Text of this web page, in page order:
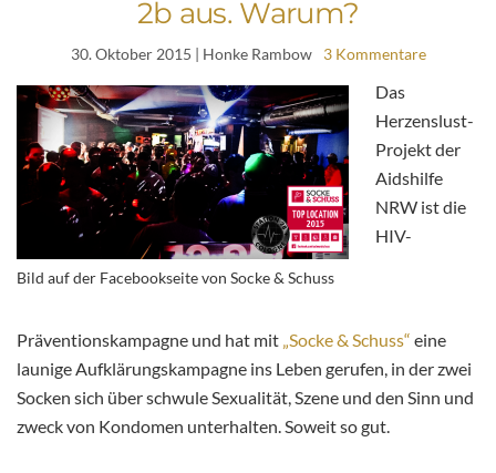
2b aus. Warum?
30. Oktober 2015 | Honke Rambow 3 Kommentare
Bild auf der Facebookseite von Socke & Schuss
Das
Herzenslust-
Projekt der
Aidshilfe
NRW ist die
HIV-
Präventionskampagne und hat mit „Socke & Schuss“ eine
launige Aufklärungskampagne ins Leben gerufen, in der zwei
Socken sich über schwule Sexualität, Szene und den Sinn und
zweck von Kondomen unterhalten. Soweit so gut.